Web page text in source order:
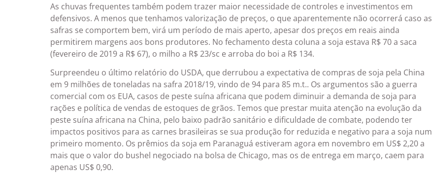
As chuvas frequentes também podem trazer maior necessidade de controles e investimentos em
defensivos. A menos que tenhamos valorização de preços, o que aparentemente não ocorrerá caso as
safras se comportem bem, virá um período de mais aperto, apesar dos preços em reais ainda
permitirem margens aos bons produtores. No fechamento desta coluna a soja estava R$ 70 a saca
(fevereiro de 2019 a R$ 67), o milho a R$ 23/sc e arroba do boi a R$ 134.
Surpreendeu o último relatório do USDA, que derrubou a expectativa de compras de soja pela China
em 9 milhões de toneladas na safra 2018/19, vindo de 94 para 85 m.t.. Os argumentos são a guerra
comercial com os EUA, casos de peste suína africana que podem diminuir a demanda de soja para
rações e política de vendas de estoques de grãos. Temos que prestar muita atenção na evolução da
peste suína africana na China, pelo baixo padrão sanitário e dificuldade de combate, podendo ter
impactos positivos para as carnes brasileiras se sua produção for reduzida e negativo para a soja num
primeiro momento. Os prêmios da soja em Paranaguá estiveram agora em novembro em US$ 2,20 a
mais que o valor do bushel negociado na bolsa de Chicago, mas os de entrega em março, caem para
apenas US$ 0,90.